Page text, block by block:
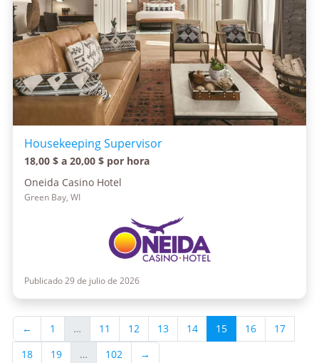
Housekeeping Supervisor
18,00 $ a 20,00 $ por hora
Oneida Casino Hotel
Green Bay, WI
Publicado 29 de julio de 2026
← 1 … 11 12 13 14 15 16
17
18
19 … 102 →